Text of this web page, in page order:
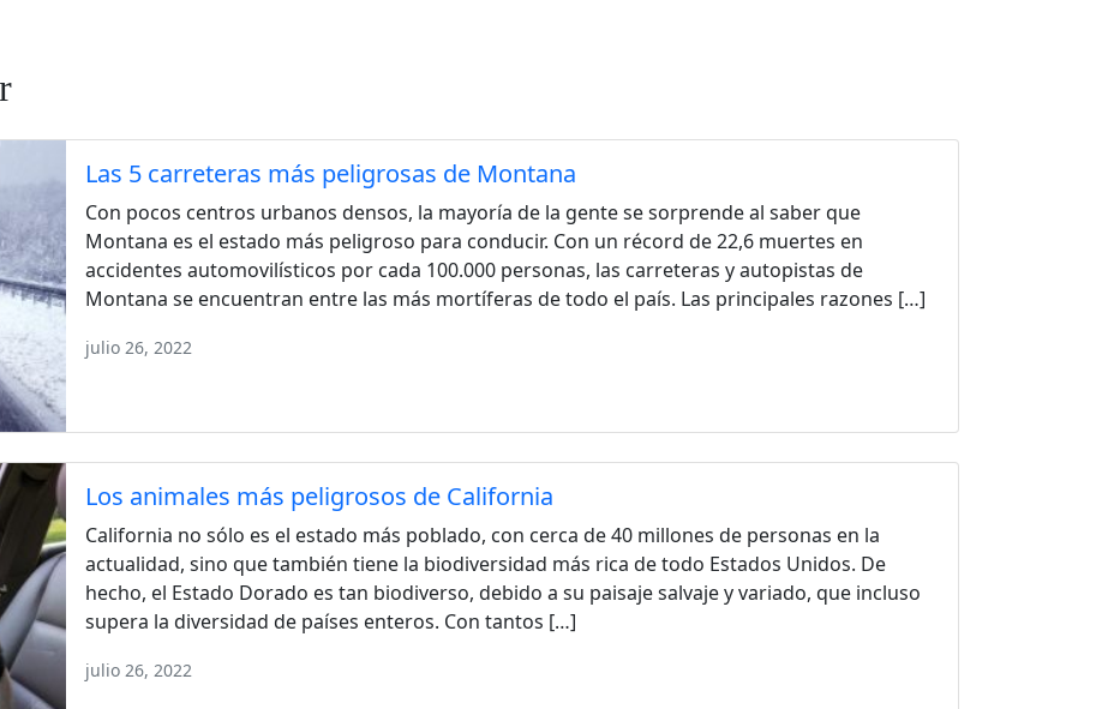
Las 5 carreteras más peligrosas de Montana
Con pocos centros urbanos densos, la mayoría de la gente se sorprende al saber que
Montana es el estado más peligroso para conducir. Con un récord de 22,6 muertes en
accidentes automovilísticos por cada 100.000 personas, las carreteras y autopistas de
Montana se encuentran entre las más mortíferas de todo el país. Las principales razones […]
julio 26, 2022
Los animales más peligrosos de California
California no sólo es el estado más poblado, con cerca de 40 millones de personas en la
actualidad, sino que también tiene la biodiversidad más rica de todo Estados Unidos. De
hecho, el Estado Dorado es tan biodiverso, debido a su paisaje salvaje y variado, que incluso
supera la diversidad de países enteros. Con tantos […]
julio 26, 2022